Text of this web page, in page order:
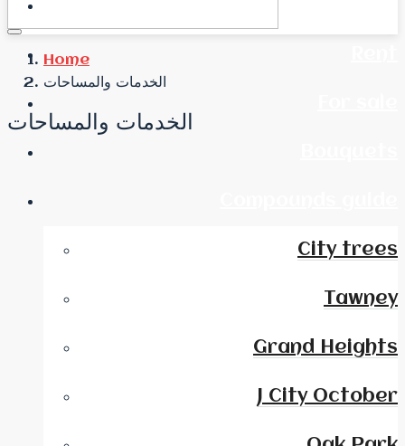
City trees
Tawney
Grand Heights
J City October
Home
الخدمات والمساحات
الخدمات والمساحات